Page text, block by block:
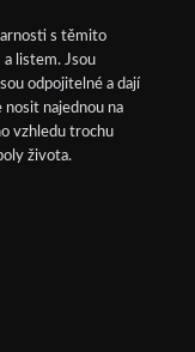
s těmito
a listem. Jsou
odpojitelné a dají
nosit najednou na
vzhledu trochu
života.